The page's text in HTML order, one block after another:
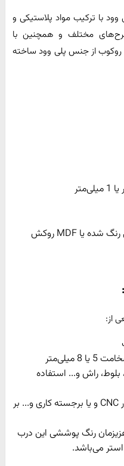
با ترکیب مواد پلاستیکی و
مختلف و همچنین با
از جنس پلی وود ساخته
رویه پشت درب روکش طبیعی رنگ شده یا MDF روکش
از:
راش و... استفاده
جهت زیبایی این درب‌ها از ابزار CNC و یا برجسته کاری و... بر
رنگ پوششی این درب
استر می‌باشد.